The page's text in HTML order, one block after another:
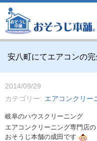
安八町にてエアコンの
2014/09/29
カテゴリー
エアコンクリー
岐阜のハウスクリーニング
エアコンクリーニング専門店の
おそうじ本舗の成田です